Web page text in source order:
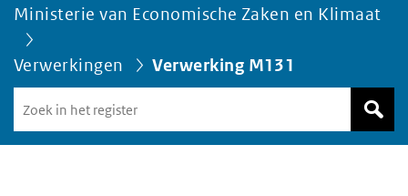
Ministerie van Economische Zaken en Klimaat
Verwerkingen Verwerking M131
in
het